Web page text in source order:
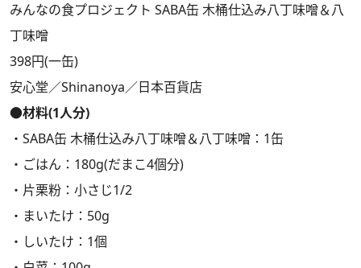
みんなの食プロジェクト SABA缶 木桶仕込み八丁味噌＆八
丁味噌
398円(一缶)
安心堂／Shinanoya／日本百貨店
●材料(1人分)
・SABA缶 木桶仕込み八丁味噌＆八丁味噌：1缶
・ごはん：180g(だまこ4個分)
・片栗粉：小さじ1/2
・まいたけ：50g
・しいたけ：1個